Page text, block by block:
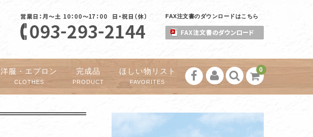
FAX注文書のダウンロードはこちら
0
洋服・エプロン
CLOTHES
完成品
PRODUCT
ほしい物リスト
FAVORITES